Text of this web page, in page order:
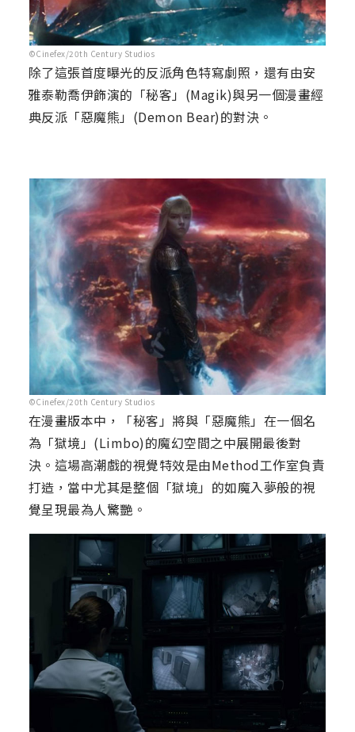
©Cinefex/20th Century Studios
除了這張首度曝光的反派角色特寫劇照，還有由安
雅泰勒喬伊飾演的「秘客」(Magik)與另一個漫畫經
典反派「惡魔熊」(Demon Bear)的對決。
©Cinefex/20th Century Studios
在漫畫版本中，「秘客」將與「惡魔熊」在一個名
為「獄境」(Limbo)的魔幻空間之中展開最後對
決。這場高潮戲的視覺特效是由Method工作室負責
打造，當中尤其是整個「獄境」的如魔入夢般的視
覺呈現最為人驚艷。